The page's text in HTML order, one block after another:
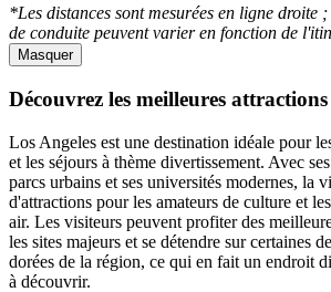
*Les distances sont mesurées en ligne droite
de conduite peuvent varier en fonction de
Masquer
Découvrez les meilleures
Los Angeles est une destination idéale pour
et les séjours à thème divertissement. Avec
parcs urbains et ses universités modernes, la
d'attractions pour les amateurs de culture et
air. Les visiteurs peuvent profiter des
les sites majeurs et se détendre sur certaines
dorées de la région, ce qui en fait un endroit
à découvrir.